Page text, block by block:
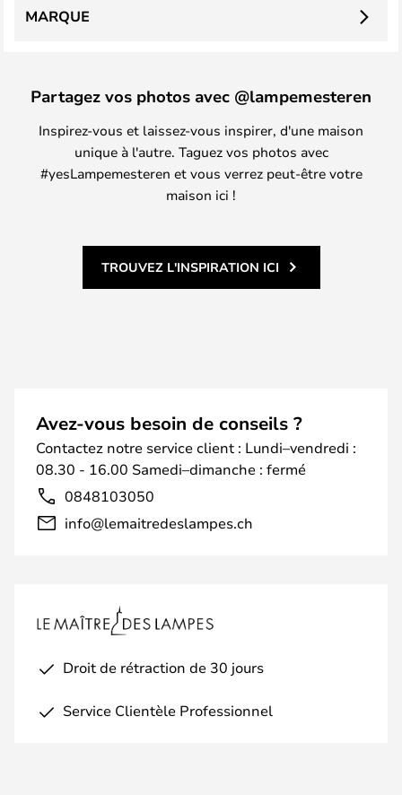
MARQUE
Partagez vos photos avec @lampemesteren
Inspirez-vous et laissez-vous inspirer, d'une maison
unique à l'autre. Taguez vos photos avec
#yesLampemesteren et vous verrez peut-être votre
maison ici !
TROUVEZ L'INSPIRATION ICI
Avez-vous besoin de conseils ?
Contactez notre service client : Lundi–vendredi :
08.30 - 16.00 Samedi–dimanche : fermé
0848103050
info@lemaitredeslampes.ch
Droit de rétraction de 30 jours
Service Clientèle Professionnel